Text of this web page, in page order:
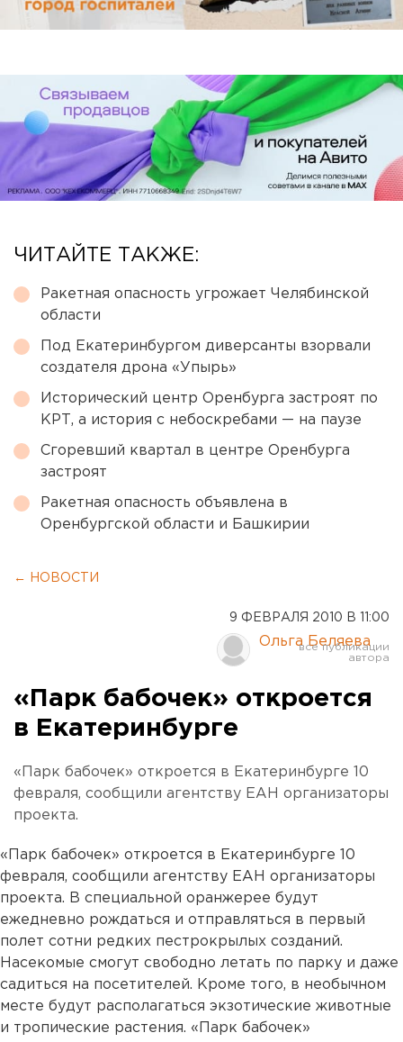
ЧИТАЙТЕ ТАКЖЕ:
Ракетная опасность угрожает Челябинской
области
Под Екатеринбургом диверсанты взорвали
создателя дрона «Упырь»
Исторический центр Оренбурга застроят по
КРТ, а история с небоскребами — на паузе
Сгоревший квартал в центре Оренбурга
застроят
Ракетная опасность объявлена в
Оренбургской области и Башкирии
← НОВОСТИ
9 ФЕВРАЛЯ 2010 В 11:00
Ольга Беляева
«Парк бабочек» откроется
в Екатеринбурге
«Парк бабочек» откроется в Екатеринбурге 10
февраля, сообщили агентству ЕАН организаторы
проекта.
«Парк бабочек» откроется в Екатеринбурге 10
февраля, сообщили агентству ЕАН организаторы
проекта. В специальной оранжерее будут
ежедневно рождаться и отправляться в первый
полет сотни редких пестрокрылых созданий.
Насекомые смогут свободно летать по парку и даже
садиться на посетителей. Кроме того, в необычном
месте будут располагаться экзотические животные
и тропические растения. «Парк бабочек»